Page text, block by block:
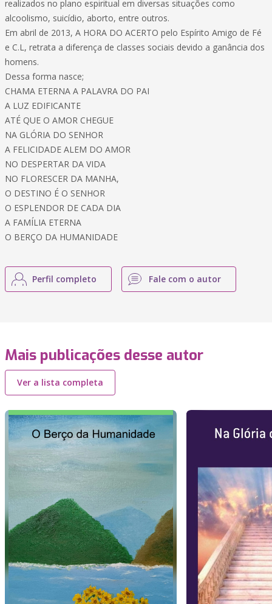
realizados no plano espiritual em diversas situações como
alcoolismo, suicídio, aborto, entre outros.
Em abril de 2013, A HORA DO ACERTO pelo Espírito Amigo de Fé
e C.L, retrata a diferença de classes sociais devido a ganância dos
homens.
Dessa forma nasce;
CHAMA ETERNA A PALAVRA DO PAI
A LUZ EDIFICANTE
ATÉ QUE O AMOR CHEGUE
NA GLÓRIA DO SENHOR
A FELICIDADE ALEM DO AMOR
NO DESPERTAR DA VIDA
NO FLORESCER DA MANHA,
O DESTINO É O SENHOR
O ESPLENDOR DE CADA DIA
A FAMÍLIA ETERNA
O BERÇO DA HUMANIDADE
Perfil completo Fale com o autor
Mais publicações desse autor
Ver a lista completa